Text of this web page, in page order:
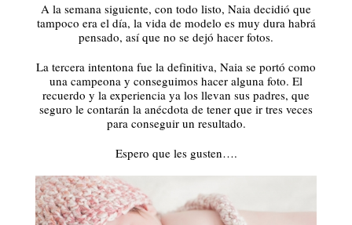
A la semana siguiente, con todo listo, Naia decidió que
tampoco era el día, la vida de modelo es muy dura habrá
pensado, así que no se dejó hacer fotos.
La tercera intentona fue la definitiva, Naia se portó como
una campeona y conseguimos hacer alguna foto. El
recuerdo y la experiencia ya los llevan sus padres, que
seguro le contarán la anécdota de tener que ir tres veces
para conseguir un resultado.
Espero que les gusten….